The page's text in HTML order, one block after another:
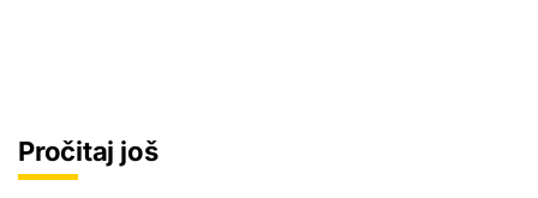
Pročitaj još